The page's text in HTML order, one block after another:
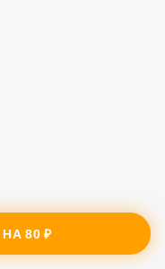
НА80 ₽